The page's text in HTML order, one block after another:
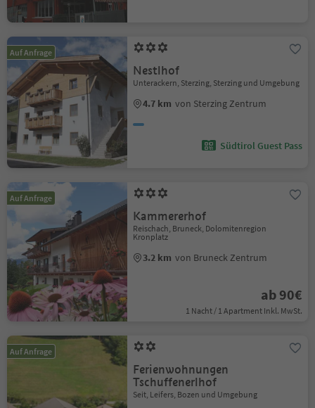
Auf Anfrage
Nestlhof
Unterackern, Sterzing, Sterzing und Umgebung
4.7 km von Sterzing Zentrum
Südtirol Guest Pass
Auf Anfrage
Kammererhof
Reischach, Bruneck, Dolomitenregion
Kronplatz
3.2 km von Bruneck Zentrum
ab 90€
1 Nacht / 1 Apartment Inkl. MwSt.
Auf Anfrage
Ferienwohnungen
Tschuffenerlhof
Seit, Leifers, Bozen und Umgebung